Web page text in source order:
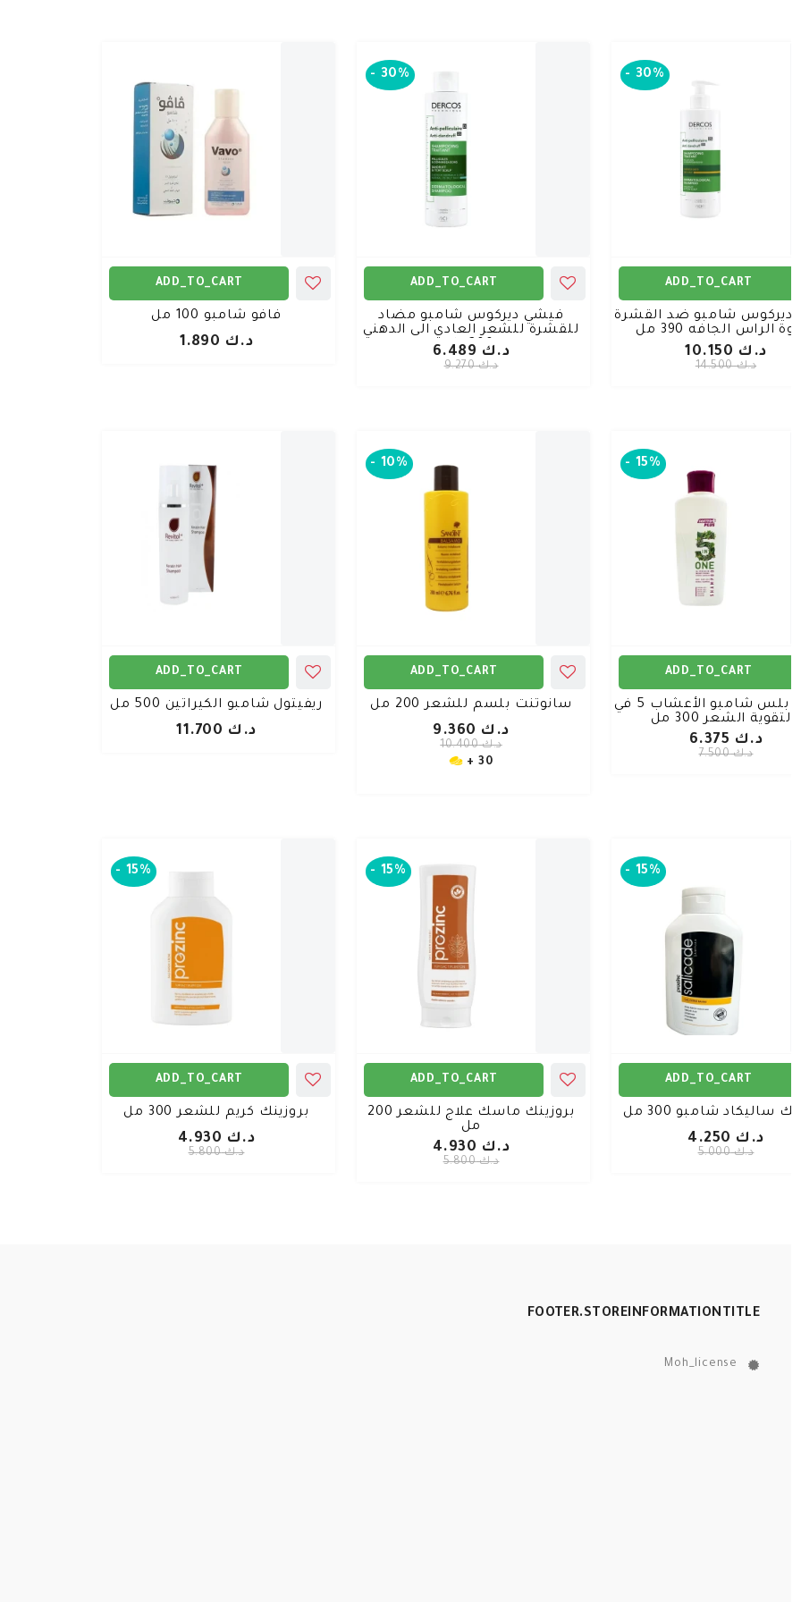
30%
-
ADD_TO_CART
ديركوس شامبو ضد القشرة
الراس الجافه 390 مل
د.ك 10.150
د.ك 14.500
30%
-
ADD_TO_CART
فيشي ديركوس شامبو مضاد
للقشرة للشعر العادي الى الدهني
200ملد.ك 6.489
د.ك 9.270
ADD_TO_CART
فافو شامبو 100 مل
د.ك 1.890
15%
-
ADD_TO_CART
سوفتو بلس شامبو الأعشاب 5 في
د.ك 6.375
د.ك 7.500
10%
-
ADD_TO_CART
سانوتنت بلسم للشعر 200 مل
د.ك 9.360
د.ك 10.400
30 +
ADD_TO_CART
ريفيتول شامبو الكيراتين 500 مل
د.ك 11.700
15%
-
ADD_TO_CART
ساليكاد شامبو 300 مل
د.ك 4.250
د.ك 5.000
15%
-
ADD_TO_CART
بروزينك ماسك علاج للشعر 200
مل
د.ك 4.930
د.ك 5.800
15%
-
ADD_TO_CART
بروزينك كريم للشعر 300 مل
د.ك 4.930
د.ك 5.800
FOOTER.STOREINFORMATIONTITLE
Moh_license